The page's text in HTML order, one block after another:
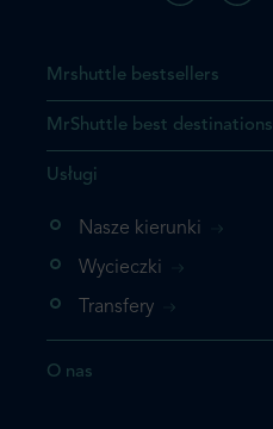
którego szukasz jest już
nie chcesz dodawać go
Mrshuttle bestsellers
MrShuttle best destinations
Usługi
Nasze kierunki
Wycieczki
Transfery
O nas